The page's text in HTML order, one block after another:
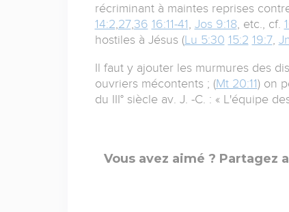
récriminant à maintes reprises
14:2 27, 36 16:11-41 Jos 9:18 , etc., cf.
hostiles à Jésus (Lu 5:30 15:2 19:7,
Il faut y ajouter les murmures des
ouvriers mécontents ; (Mt 20:11) on
du III° siècle av. J. -C. : « L'équipe
Vous avez aimé ? Partagez